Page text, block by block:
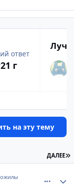
ответ
21 г
темы
на эту тему
ДАЛЕЕ